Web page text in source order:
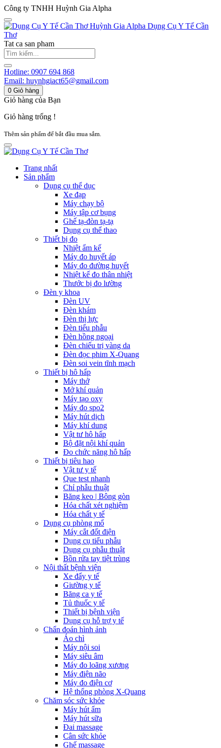
Công ty TNHH Huỳnh Gia Alpha
Huỳnh Gia Alpha Dụng Cụ Y Tế Cần
Thơ
Tat ca san pham
Hotline: 0907 694 868
Email: huynhgiact65@gmail.com
0 Giỏ hàng
Giỏ hàng của Bạn
Giỏ hàng trống !
Thêm sản phẩm để bắt đầu mua sắm.
Trang nhất
Sản phẩm
Dụng cụ thể dục
Xe đạp
Máy chạy bộ
Máy tập cơ bụng
Ghế tạ-đòn tạ-tạ
Dụng cụ thể thao
Thiết bị đo
Nhiệt ẩm kế
Máy đo huyết áp
Máy đo đường huyết
Nhiệt kế đo thân nhiệt
Thước bị đo lường
Đèn y khoa
Đèn UV
Đèn khám
Đèn thị lực
Đèn tiểu phẫu
Đèn hồng ngoại
Đèn chiếu trị vàng da
Đèn đọc phim X-Quang
Đèn soi vein tĩnh mạch
Thiết bị hô hấp
Máy thở
Mở khí quản
Máy tạo oxy
Máy đo spo2
Máy hút dịch
Máy khí dung
Vật tư hô hấp
Bộ đặt nội khí quản
Đo chức năng hô hấp
Thiết bị tiêu hao
Vật tư y tế
Que test nhanh
Chỉ phẫu thuật
Băng keo | Bông gòn
Hóa chất xét nghiệm
Hóa chất y tế
Dụng cụ phòng mổ
Máy cắt đốt điện
Dụng cụ tiểu phẫu
Dụng cụ phẫu thuật
Bồn rửa tay tiệt trùng
Nội thất bệnh viện
Xe đẩy y tế
Giường y tế
Băng ca y tế
Tủ thuốc y tế
Thiết bị bệnh viện
Dụng cụ hỗ trợ y tế
Chẩn đoán hình ảnh
Áo chì
Máy nội soi
Máy siêu âm
Máy đo loãng xương
Máy điện não
Máy đo điện cơ
Hệ thống phòng X-Quang
Chăm sóc sức khỏe
Máy hút ẩm
Máy hút sữa
Đai massage
Cân sức khỏe
Ghế massage